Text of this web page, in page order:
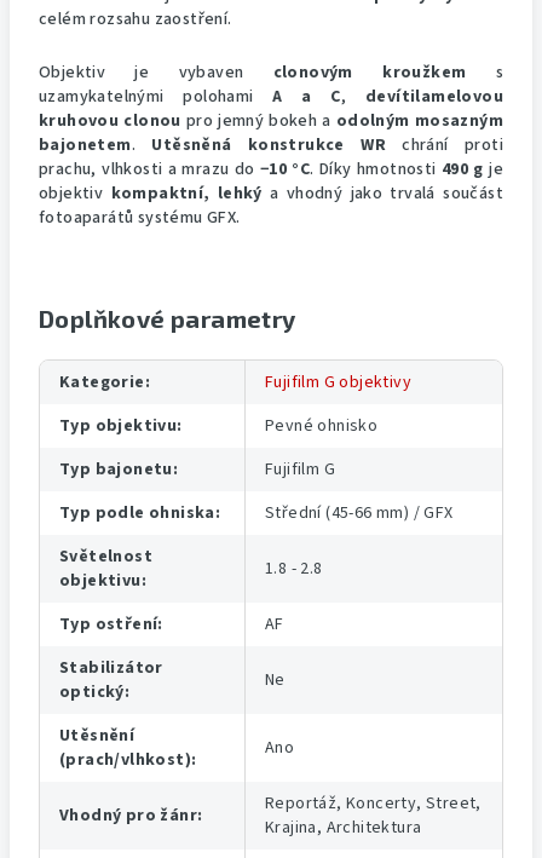
celém rozsahu zaostření.
Objektiv je vybaven clonovým kroužkem s
uzamykatelnými polohamiA a C, devítilamelovou
kruhovou clonou pro jemný bokeh a odolným mosazným
bajonetem. Utěsněná konstrukce WRchrání proti
prachu, vlhkosti a mrazu do −10 °C. Díky hmotnosti 490 g je
objektiv kompaktní, lehký a vhodný jako trvalá součást
fotoaparátů systému GFX.
Doplňkové parametry
Kategorie:
Fujifilm G objektivy
Typ objektivu:
Pevné ohnisko
Typ bajonetu:
Fujifilm G
Typ podle ohniska:
Střední (45-66 mm) / GFX
Světelnost
objektivu: 1.8 - 2.8
Typ ostření:
AF
Stabilizátor
optický: Ne
Utěsnění
(prach/vlhkost): Ano
Vhodný pro žánr:
Reportáž, Koncerty, Street,
Krajina, Architektura